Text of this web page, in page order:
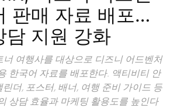
판매 자료 배포…
담 지원 강화
너 여행사를 대상으로 디즈니 어드벤처
한국어 자료를 배포한다. 액티비티 안
더, 포스터, 배너, 여행 준비 가이드 등
상담 효율과 마케팅 활용도를 높인다